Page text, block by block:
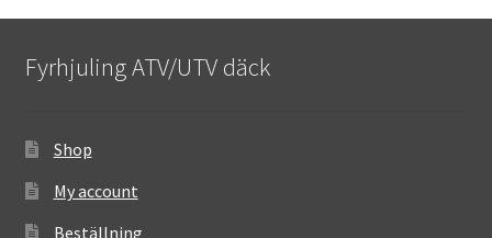
Fyrhjuling ATV/UTV däck
Shop
My account
Beställning